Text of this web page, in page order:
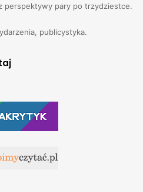
perspektywy pary po trzydziestce.
publicystyka.